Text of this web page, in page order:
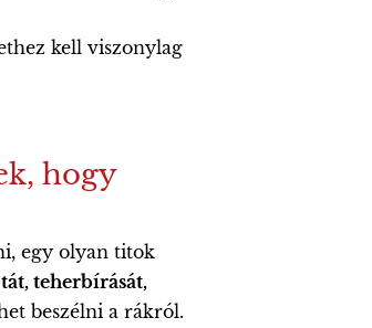
kell viszonylag
hogy
egy olyan titok
teherbírását,
beszélni a rákról.